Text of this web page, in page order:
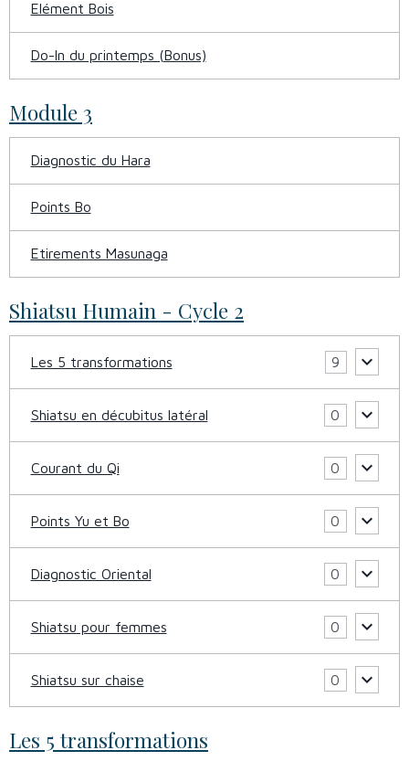
Elément Bois
Do-In du printemps (Bonus)
Module 3
Diagnostic du Hara
Points Bo
Etirements Masunaga
Shiatsu Humain - Cycle 2
Les 5 transformations 9
Shiatsu en décubitus latéral 0
Courant du Qi 0
Points Yu et Bo 0
Diagnostic Oriental 0
Shiatsu pour femmes 0
Shiatsu sur chaise 0
Les 5 transformations